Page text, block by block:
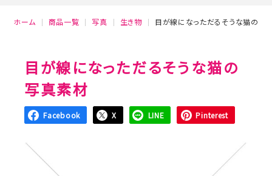
ホーム 商品一覧 写真 生き物 目が線になっただるそうな猫の写
目が線になっただるそうな猫の
写真素材
Facebook X LINE Pinterest